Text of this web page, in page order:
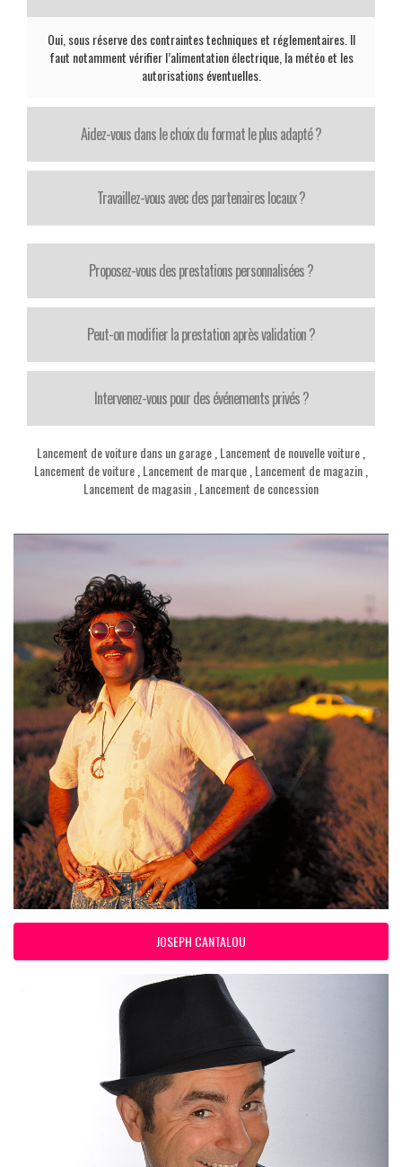
Oui, sous réserve des contraintes techniques et réglementaires. Il
faut notamment vérifier l’alimentation électrique, la météo et les
autorisations éventuelles.
Aidez-vous dans le choix du format le plus adapté ?
Travaillez-vous avec des partenaires locaux ?
Proposez-vous des prestations personnalisées ?
Peut-on modifier la prestation après validation ?
Intervenez-vous pour des événements privés ?
Lancement de voiture dans un garage Lancement de nouvelle voiture
Lancement de voiture Lancement de marque Lancement de magazin
Lancement de magasin Lancement de concession
JOSEPH CANTALOU